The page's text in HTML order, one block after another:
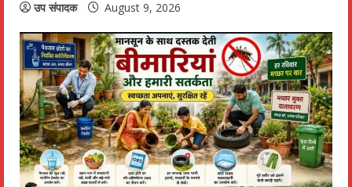
उप संपादक August 9, 2026